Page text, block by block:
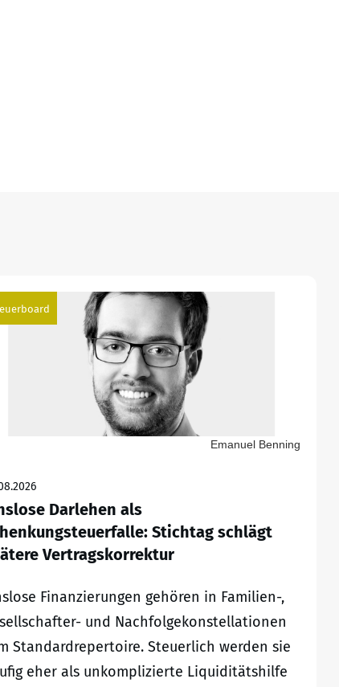
Emanuel Benning
Darlehen als
Stichtag schlägt
Vertragskorrektur
Finanzierungen gehören in Familien-,
und Nachfolgekonstellationen
Standardrepertoire. Steuerlich werden sie
eher als unkomplizierte Liquiditätshilfe